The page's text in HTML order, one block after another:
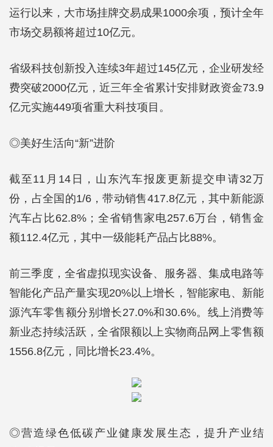
运行以来，大市场挂牌交易成果1000余项，预计全年
市场交易额将超过10亿元。
省级科技创新投入连续3年超过145亿元，企业研发经
费突破2000亿元，近三年全省累计安排财政资金73.9
亿元实施449项省重大科技项目。
◎美好生活向“新”进阶
截至11月14日，山东汽车报废更新提交申请32万
份，占全国的1/6，带动销售417.8亿元，其中新能源
汽车占比62.8%；全省销售家电257.6万台，销售金
额112.4亿元，其中一级能耗产品占比88%。
前三季度，全省虚拟现实设备、服务器、集成电路等
智能化产品产量实现20%以上增长，智能家电、新能
源汽车零售额分别增长27.0%和30.6%。线上消费等
新业态持续活跃，全省限额以上实物商品网上零售额
1556.8亿元，同比增长23.4%。
◎营造绿色低碳产业健康发展生态，提升产业结